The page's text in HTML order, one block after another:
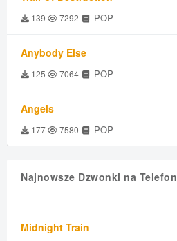
139 7292 POP
Anybody Else
125 7064 POP
Angels
177 7580 POP
Najnowsze Dzwonki na Telefon
Midnight Train